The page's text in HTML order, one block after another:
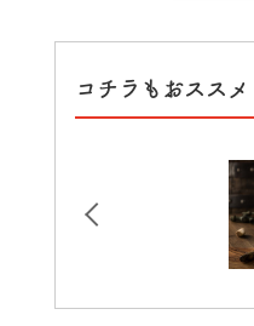
コチラもおススメ